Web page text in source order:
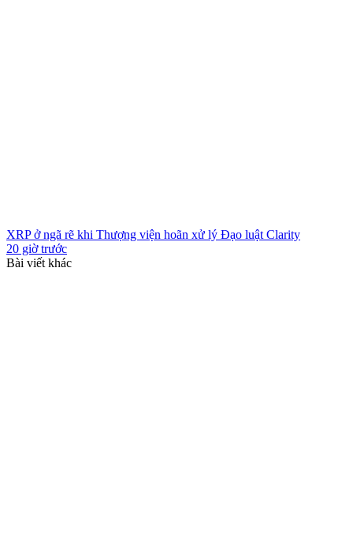
XRP ở ngã rẽ khi Thượng viện hoãn xử lý Đạo luật Clarity
20 giờ trước
Bài viết khác